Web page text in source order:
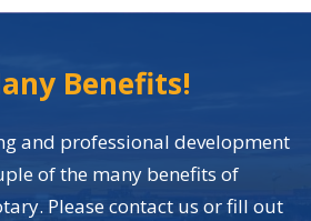
Benefits!
and professional development
of the many benefits of
Please contact us or fill out